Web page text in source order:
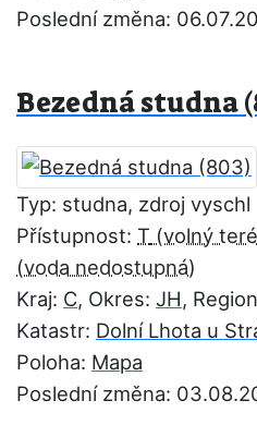
Poslední změna:
Bezedná studna
Typ: studna, zdroj vyschl
Přístupnost: T
Kraj: C, Okres: JH,
Katastr: Dolní Lhota u
Poloha: Mapa
Poslední změna: